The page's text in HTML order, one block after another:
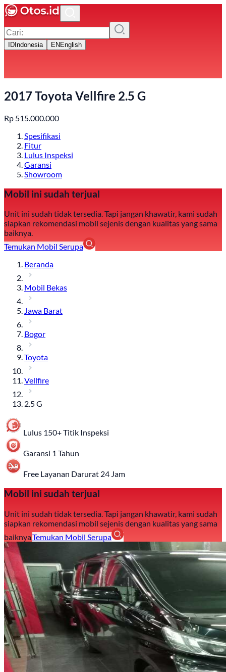
ID Indonesia EN English
2017 Toyota Vellfire 2.5 G
Rp 515.000.000
Spesifikasi
Fitur
Lulus Inspeksi
Garansi
Showroom
Mobil ini sudah terjual
Unit ini sudah tidak tersedia. Tapi jangan khawatir, kami sudah
siapkan rekomendasi mobil sejenis dengan kualitas yang sama
baiknya.
Temukan Mobil Serupa
Beranda
Mobil Bekas
Jawa Barat
Bogor
Toyota
Vellfire
2.5 G
Lulus 150+ Titik Inspeksi
Garansi 1 Tahun
Free Layanan Darurat 24 Jam
Mobil ini sudah terjual
Unit ini sudah tidak tersedia. Tapi jangan khawatir, kami sudah
siapkan rekomendasi mobil sejenis dengan kualitas yang sama
baiknya.Temukan Mobil Serupa